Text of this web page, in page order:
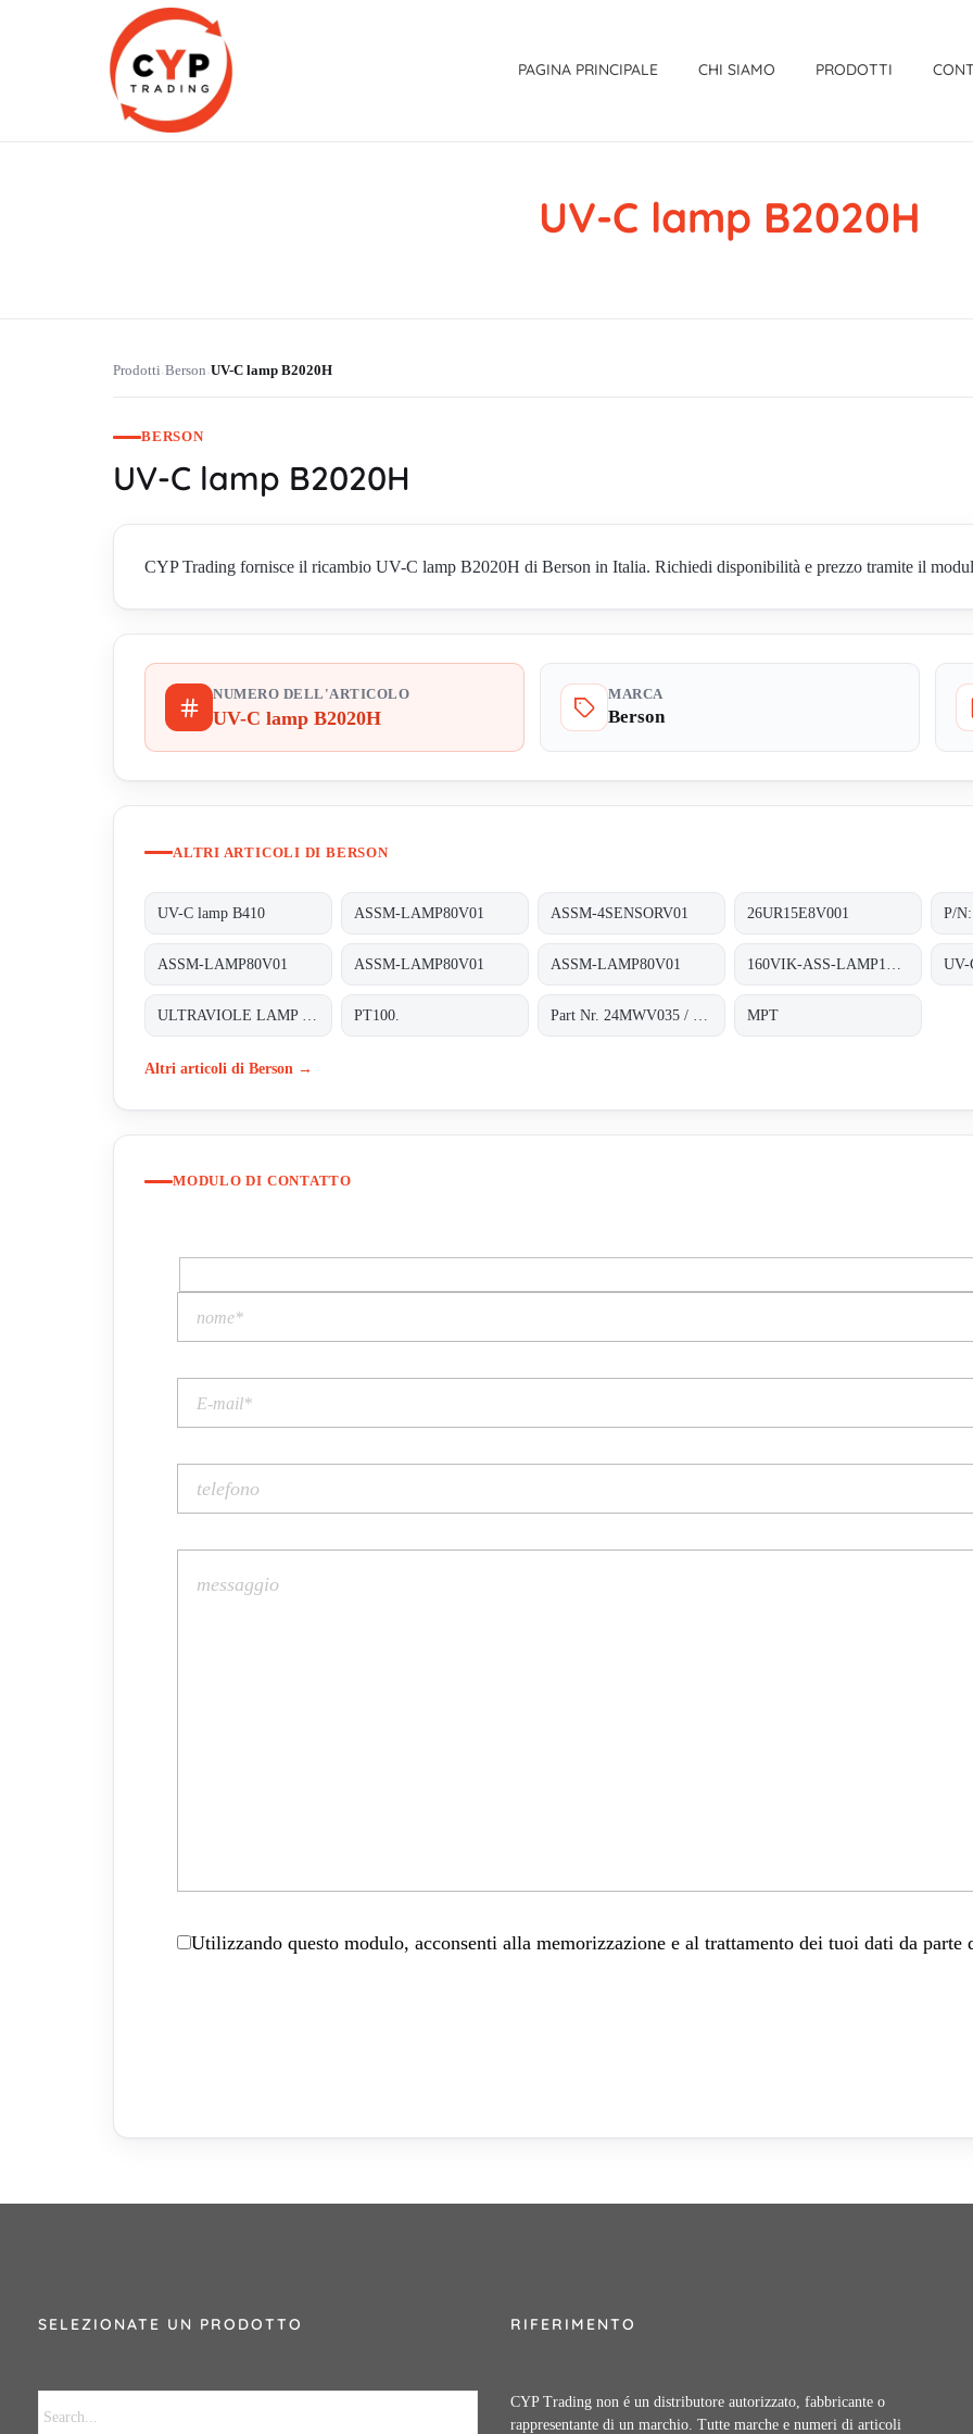
PAGINA PRINCIPALE CHI SIAMO PRODOTTI
UV-C lamp B2020H
Prodotti›Berson›UV-C lamp B2020H
BERSON
UV-C lamp B2020H
CYP Trading fornisce il ricambio UV-C lamp B2020H di Berson in Italia. Richiedi disponibilità e prezzo tramite il
NUMERO DELL'ARTICOLO
UV-C lamp B2020H
MARCA
Berson
ALTRI ARTICOLI DI BERSON
UV-C lamp B410 ASSM-LAMP80V01 ASSM-4SENSORV01 26UR15E8V001
ASSM-LAMP80V01 ASSM-LAMP80V01 ASSM-LAMP80V01
PT100. MPT
Altri articoli di Berson →
MODULO DI CONTATTO
Utilizzando questo modulo, acconsenti alla memorizzazione e al trattamento dei tuoi dati da parte
SELEZIONATE UN PRODOTTO RIFERIMENTO
CYP Trading non é un distributore autorizzato, fabbricante o
rappresentante di un marchio. Tutte marche e numeri di articoli